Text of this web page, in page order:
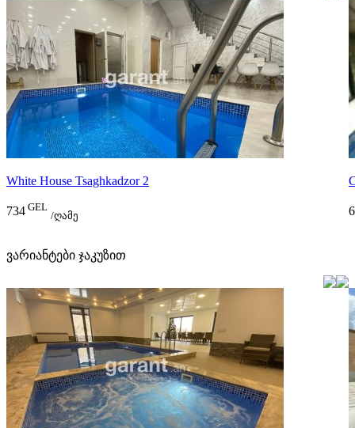
White House Tsaghkadzor 2
734 GEL
/ღამე
ვარიანტები ჯაკუზით